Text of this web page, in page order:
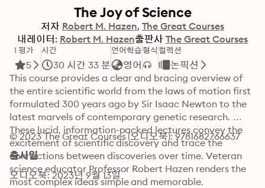
The Joy of Science
저자 Robert M. Hazen The Great Courses
내레이터: Robert M. Hazen출판사 The Great Courses
1 평가
5
시간
30 시간 33 분
언어학습
영어
형식 컬렉션
논픽션
This course provides a clear and bracing overview of
the entire scientific world from the laws of motion first
formulated 300 years ago by Sir Isaac Newton to the
latest marvels of contemporary genetic research.
These lucid, information-packed lectures convey the
excitement of scientific discovery and trace the
connections between discoveries over time. Veteran
science educator Professor Robert Hazen renders the
most complex ideas simple and memorable.
© 2023 The Great Courses (오디오북): 9781682766637
출시일
오디오북: 2023년 9월 13일